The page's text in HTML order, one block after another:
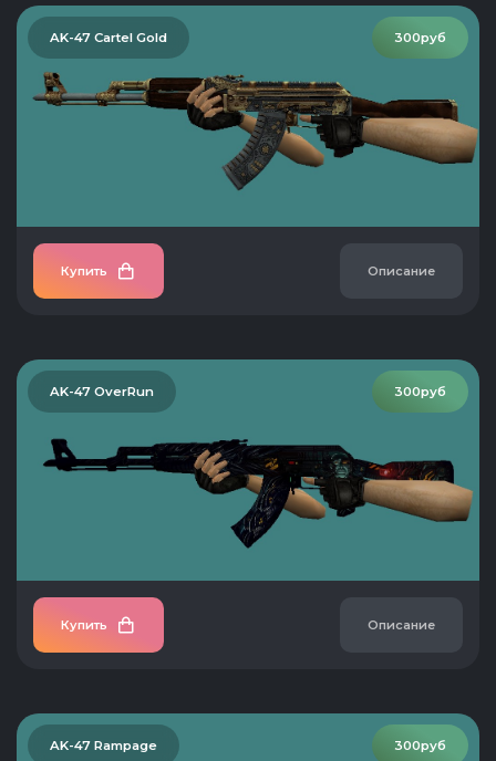
300руб
AK-47 Cartel Gold
Купить Описание
300руб
AK-47 OverRun
Купить Описание
300руб
AK-47 Rampage